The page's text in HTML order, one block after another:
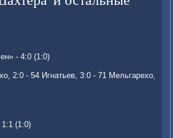
- 4:0 (1:0)
2:0 - 54 Игнатьев, 3:0 - 71 Мельгарехο,
(1:0)